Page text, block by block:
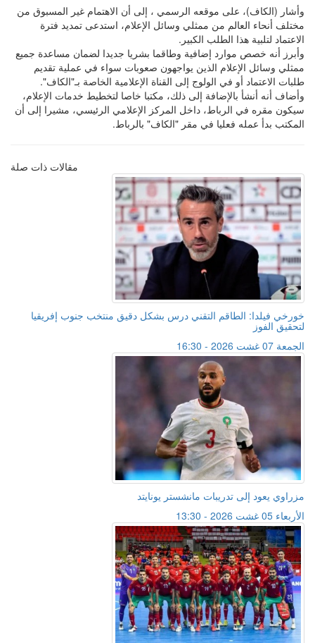
وأشار (الكاف)، على موقعه الرسمي ، إلى أن الاهتمام غير المسبوق من
مختلف أنحاء العالم من ممثلي وسائل الإعلام، استدعى تمديد فترة
الاعتماد لتلبية هذا الطلب الكبير.
وأبرز أنه خصص موارد إضافية وطاقما بشريا جديدا لضمان مساعدة جميع
ممثلي وسائل الإعلام الذين يواجهون صعوبات سواء في عملية تقديم
طلبات الاعتماد أو في الولوج إلى القناة الإعلامية الخاصة بـ"الكاف".
وأضاف أنه أنشأ بالإضافة إلى ذلك، مكتبا خاصا لتخطيط خدمات الإعلام،
سيكون مقره في الرباط، داخل المركز الإعلامي الرئيسي، مشيرا إلى أن
المكتب بدأ عمله فعليا في مقر "الكاف" بالرباط.
مقالات ذات صلة
خورخي فيلدا: الطاقم التقني درس بشكل دقيق منتخب جنوب إفريقيا
لتحقيق الفوز
الجمعة 07 غشت 2026 - 16:30
مزراوي يعود إلى تدريبات مانشستر يونايتد
الأربعاء 05 غشت 2026 - 13:30